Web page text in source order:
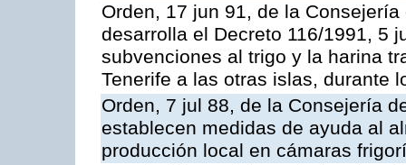
Orden, 17 jun 91, de la
desarrolla el Decreto 116/1991, 5
subvenciones al trigo y la harina
Tenerife a las otras islas, durante
Orden, 7 jul 88, de la Consejería
establecen medidas de ayuda al
producción local en cámaras